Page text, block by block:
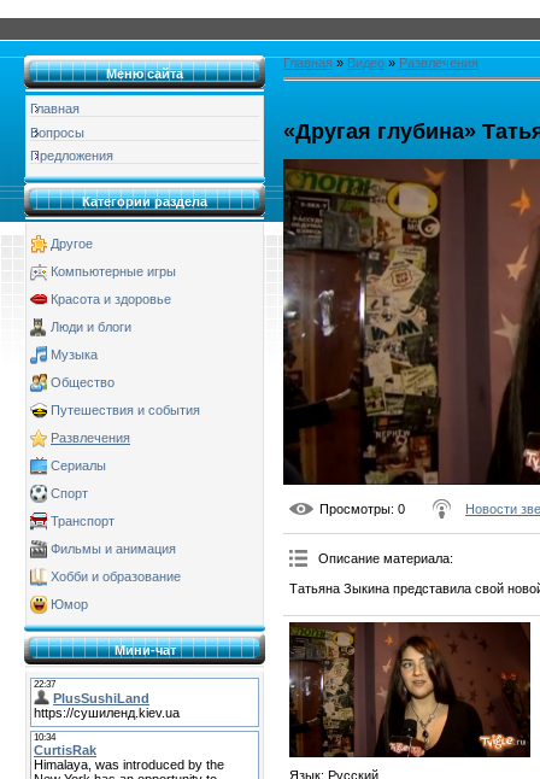
Меню сайта
Главная
Вопросы
Предложения
Категории раздела
Другое
Компьютерные игры
Красота и здоровье
Люди и блоги
Музыка
Общество
Путешествия и события
Развлечения
Сериалы
Спорт
Транспорт
Фильмы и анимация
Хобби и образование
Юмор
Мини-чат
Главная » Видео » Развлечения
«Другая глубина»
Просмотры: 0 Новости
Описание материала:
Татьяна Зыкина представила свой
Язык: Русский